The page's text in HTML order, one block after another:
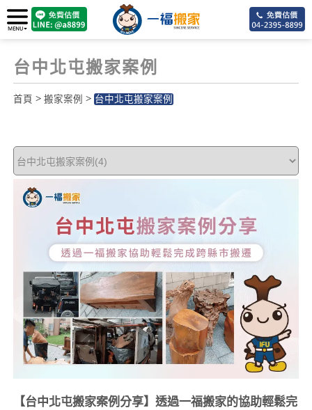
台中北屯搬家案例
首頁 > 搬家案例 > 台中北屯搬家案例
【台中北屯搬家案例分享】透過一福搬家的協助輕鬆完